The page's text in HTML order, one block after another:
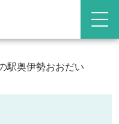
駅奥伊勢おおだい